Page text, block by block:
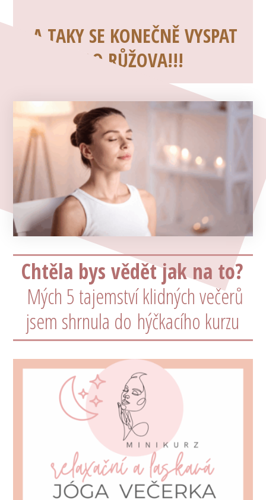
A TAKY SE KONEČNĚ VYSPAT
DO RŮŽOVA!!!
Chtěla bys vědět jak na to?
Mých 5 tajemství klidných večerů
jsem shrnula do hýčkacího kurzu